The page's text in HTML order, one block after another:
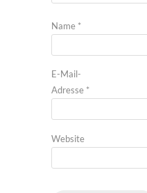
Name *
E-Mail-
Adresse *
Website